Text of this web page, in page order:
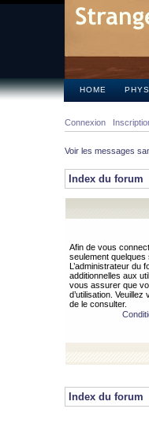
HOME
Connexion
Voir les messages
Index du forum
Afin de vous
seulement quelques
L’administrateur du
additionnelles aux
vous assurer que
d’utilisation.
de le consulter.
Index du forum